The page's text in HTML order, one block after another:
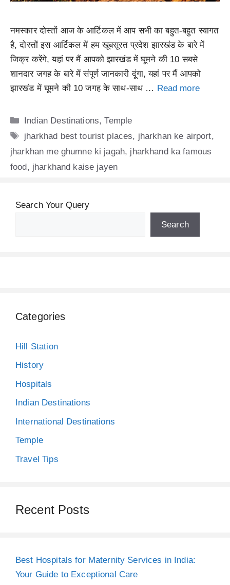
नमस्कार दोस्तों आज के आर्टिकल में आप सभी का बहुत-बहुत स्वागत
है, दोस्तों इस आर्टिकल में हम खूबसूरत प्रदेश झारखंड के बारे में
जिक्र करेंगे, यहां पर मैं आपको झारखंड में घूमने की 10 सबसे
शानदार जगह के बारे में संपूर्ण जानकारी दूंगा, यहां पर मैं आपको
झारखंड में घूमने की 10 जगह के साथ-साथ … Read more
Categories
Indian Destinations,Temple
Tags
jharkhad best tourist places, jharkhan ke airport,
jharkhan me ghumne ki jagah, jharkhand ka famous
food, jharkhand kaise jayen
Search Your Query
Search
Categories
Hill Station
History
Hospitals
Indian Destinations
International Destinations
Temple
Travel Tips
Recent Posts
Best Hospitals for Maternity Services in India:
Your Guide to Exceptional Care